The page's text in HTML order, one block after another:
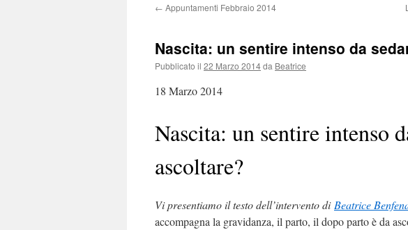
contenuto
← Appuntamenti Febbraio 2014
Nascita: un sentire intenso da
Pubblicato il 22 Marzo 2014da Beatrice
18 Marzo 2014
Nascita: un sentire intenso
ascoltare?
Vi presentiamo il testo dell’intervento di Beatrice
accompagna la gravidanza, il parto, il dopo parto è da